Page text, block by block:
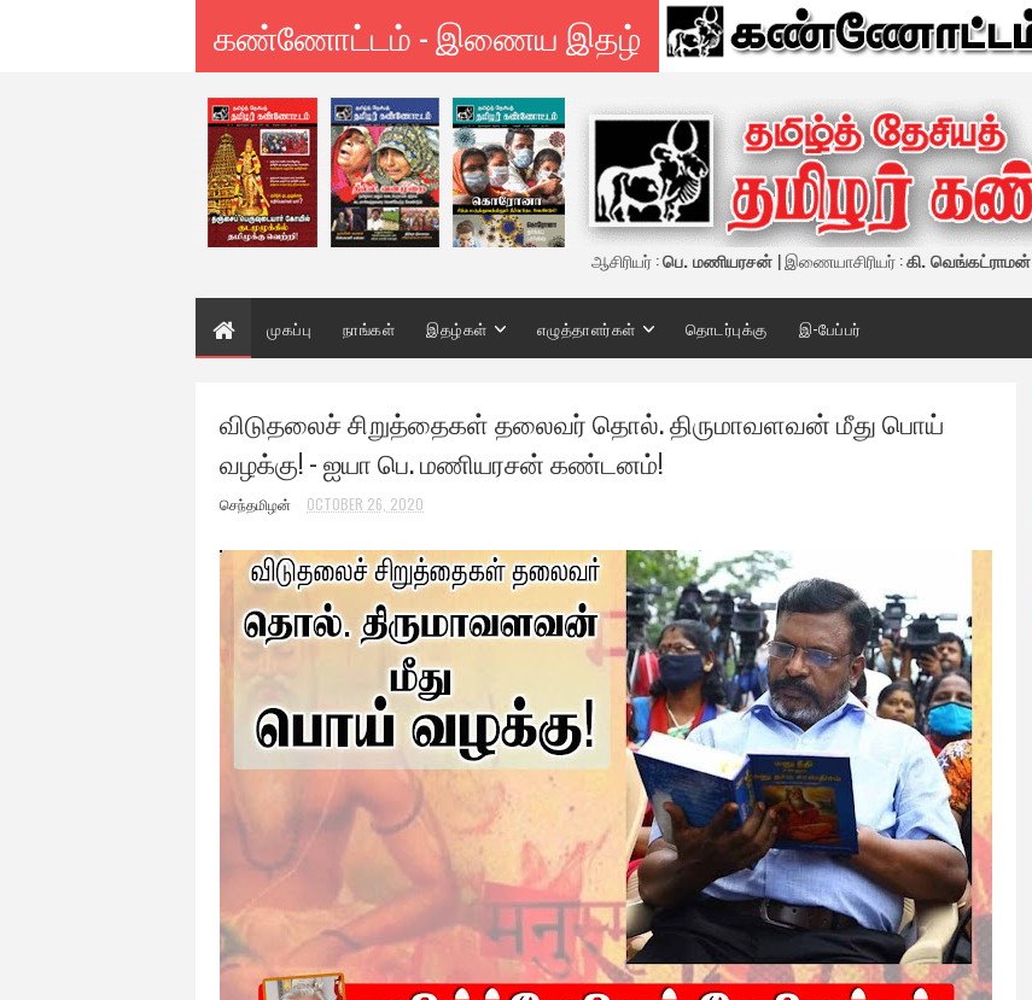
கண்ணோட்டம் - இணைய இதழ்
ஆசிரியர் :பெ. மணியரசன் | இணையாசிரியர் :கி. வெங்கட்ராமன்
முகப்பு நாங்கள் இதழ்கள் எழுத்தாளர்கள் தொடர்புக்கு இ-பேப்பர்
விடுதலைச் சிறுத்தைகள் தலைவர் தொல். திருமாவளவன் மீது பொய்
வழக்கு! - ஐயா பெ. மணியரசன் கண்டனம்!
செந்தமிழன் OCTOBER 26, 2020